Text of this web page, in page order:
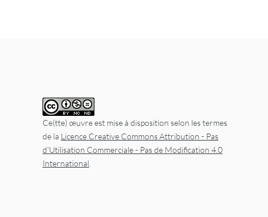
Ce(tte) œuvre est mise à disposition selon les termes
de la Licence Creative Commons Attribution - Pas
d'Utilisation Commerciale - Pas de Modification 4.0
International